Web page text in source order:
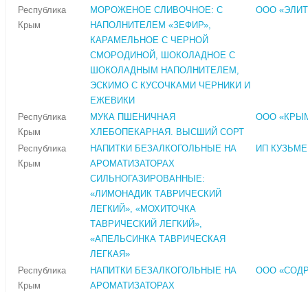
Республика
Крым
МОРОЖЕНОЕ СЛИВОЧНОЕ: С
НАПОЛНИТЕЛЕМ «ЗЕФИР»,
КАРАМЕЛЬНОЕ С ЧЕРНОЙ
СМОРОДИНОЙ, ШОКОЛАДНОЕ С
ШОКОЛАДНЫМ НАПОЛНИТЕЛЕМ,
ЭСКИМО С КУСОЧКАМИ ЧЕРНИКИ И
ЕЖЕВИКИ
ООО
Республика
Крым
МУКА ПШЕНИЧНАЯ
ХЛЕБОПЕКАРНАЯ. ВЫСШИЙ СОРТ
ООО
Республика
Крым
НАПИТКИ БЕЗАЛКОГОЛЬНЫЕ НА
АРОМАТИЗАТОРАХ
СИЛЬНОГАЗИРОВАННЫЕ:
«ЛИМОНАДИК ТАВРИЧЕСКИЙ
ЛЕГКИЙ», «МОХИТОЧКА
ТАВРИЧЕСКИЙ ЛЕГКИЙ»,
«АПЕЛЬСИНКА ТАВРИЧЕСКАЯ
ЛЕГКАЯ»
ИП
Республика
Крым
НАПИТКИ БЕЗАЛКОГОЛЬНЫЕ НА
АРОМАТИЗАТОРАХ
ООО